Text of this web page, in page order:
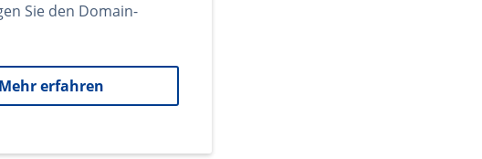
Sie den Domain-
Mehr erfahren